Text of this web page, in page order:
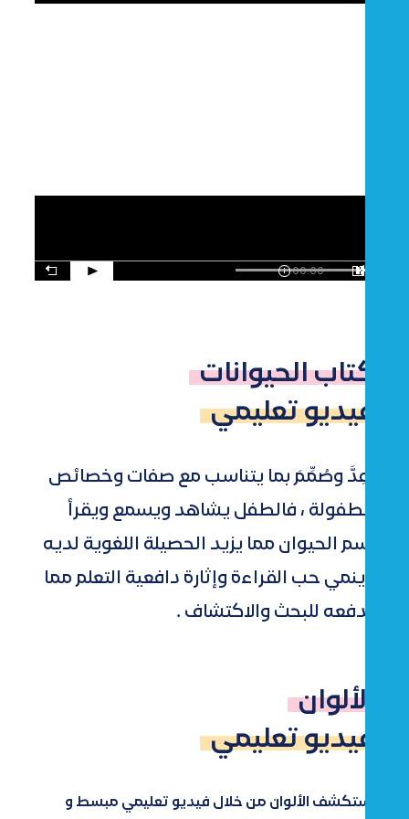
00:00
كتاب الحيوانات
فيديو تعليمي
أعِدَّ وصُمِّمَ بما يتناسب مع صفات وخصائص
الطفولة ، فالطفل يشاهد ويسمع ويقرأ
اسم الحيوان مما يزيد الحصيلة اللغوية لديه
وينمي حب القراءة وإثارة دافعية التعلم مما
يدفعه للبحث والاكتشاف .
الألوان
فيديو تعليمي
استكشف الألوان من خلال فيديو تعليمي مبسط و